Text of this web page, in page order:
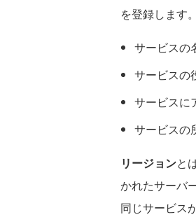
を登録します
サービスの
サービスの
サービスに
サービスの
リージョンと
かれたサーバ
同じサービス